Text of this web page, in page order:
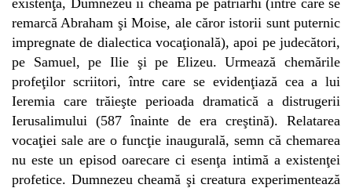
remarcă Abraham şi Moise, ale căror istorii sunt puternic
impregnate de dialectica vocaţională), apoi pe judecători,
pe Samuel, pe Ilie şi pe Elizeu. Urmează chemările
profeţilor scriitori, între care se evidenţiază cea a lui
Ieremia care trăieşte perioada dramatică a distrugerii
Ierusalimului (587 înainte de era creştină). Relatarea
vocaţiei sale are o funcţie inaugurală, semn că chemarea
nu este un episod oarecare ci esenţa intimă a existenţei
profetice. Dumnezeu cheamă şi creatura experimentează